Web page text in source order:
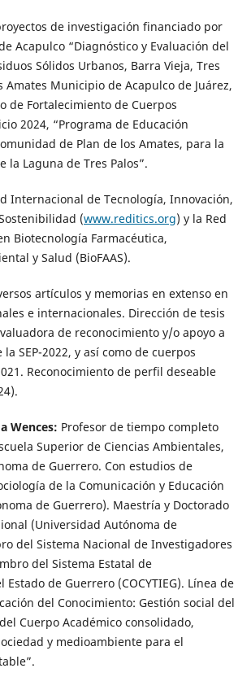
de investigación financiado por
Acapulco “Diagnóstico y Evaluación del
Sólidos Urbanos, Barra Vieja, Tres
Amates Municipio de Acapulco de Juárez,
de Fortalecimiento de Cuerpos
2024, “Programa de Educación
de Plan de los Amates, para la
la Laguna de Tres Palos”.
Internacional de Tecnología, Innovación,
(www.reditics.org) y la Red
Biotecnología Farmacéutica,
y Salud (BioFAAS).
artículos y memorias en extenso en
e internacionales. Dirección de tesis
de reconocimiento y/o apoyo a
SEP-2022, y así como de cuerpos
Reconocimiento de perfil deseable
Wences: Profesor de tiempo completo
Superior de Ciencias Ambientales,
de Guerrero. Con estudios de
de la Comunicación y Educación
de Guerrero). Maestría y Doctorado
(Universidad Autónoma de
del Sistema Nacional de Investigadores
del Sistema Estatal de
de Guerrero (COCYTIEG). Línea de
del Conocimiento: Gestión social del
Cuerpo Académico consolidado,
y medioambiente para el